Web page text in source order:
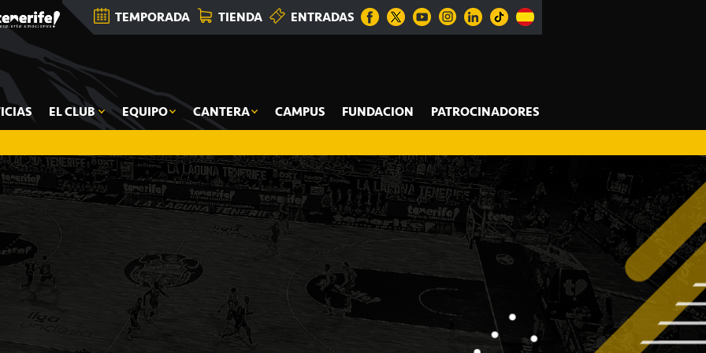
TEMPORADA TIENDA ENTRADAS
EL CLUB EQUIPO CANTERA CAMPUS FUNDACION PATROCINADORES